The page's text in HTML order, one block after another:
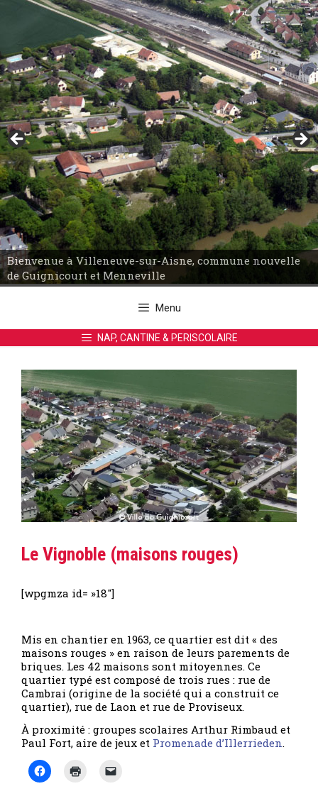
Bienvenue à Villeneuve-sur-Aisne, commune nouvelle
de Guignicourt et Menneville
Bienvenue à Villeneuve-sur-Aisne, commune nouvelle
de Guignicourt et Menneville
Menu
NAP, CANTINE & PERISCOLAIRE
Le Vignoble (maisons rouges)
[wpgmza id= »18″]
Mis en chantier en 1963, ce quartier est dit « des
maisons rouges » en raison de leurs parements de
briques. Les 42 maisons sont mitoyennes. Ce
quartier typé est composé de trois rues : rue de
Cambrai (origine de la société qui a construit ce
quartier), rue de Laon et rue de Proviseux.
À proximité : groupes scolaires Arthur Rimbaud et
Paul Fort, aire de jeux et Promenade d’Illerrieden.